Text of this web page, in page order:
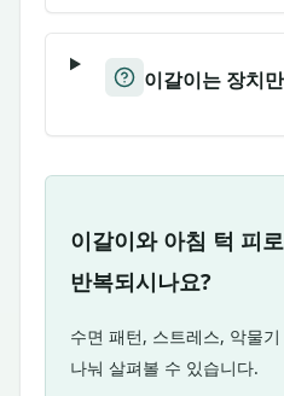
이갈이는 장치
이갈이와 아침 턱 피
반복되시나요?
수면 패턴, 스트레스, 악물
나눠 살펴볼 수 있습니다.